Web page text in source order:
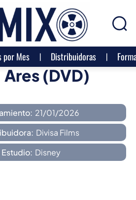
por Mes Distribuidoras
Ares (DVD)
21/01/2026
Divisa Films
Estudio: Disney